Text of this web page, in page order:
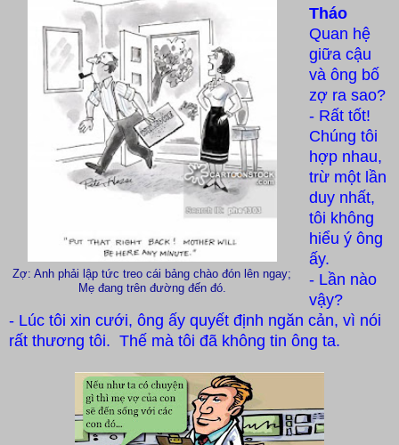
Zợ: Anh phải lập tức treo cái bảng chào đón lên ngay;
Mẹ đang trên đường đến đó.
Tháo
Quan hệ
giữa cậu
và ông bố
zợ ra sao?
- Rất tốt!
Chúng tôi
hợp nhau,
trừ một lần
duy nhất,
tôi không
hiểu ý ông
ấy.
- Lần nào
vậy?
- Lúc tôi xin cưới, ông ấy quyết định ngăn cản, vì nói
rất thương tôi. Thế mà tôi đã không tin ông ta.